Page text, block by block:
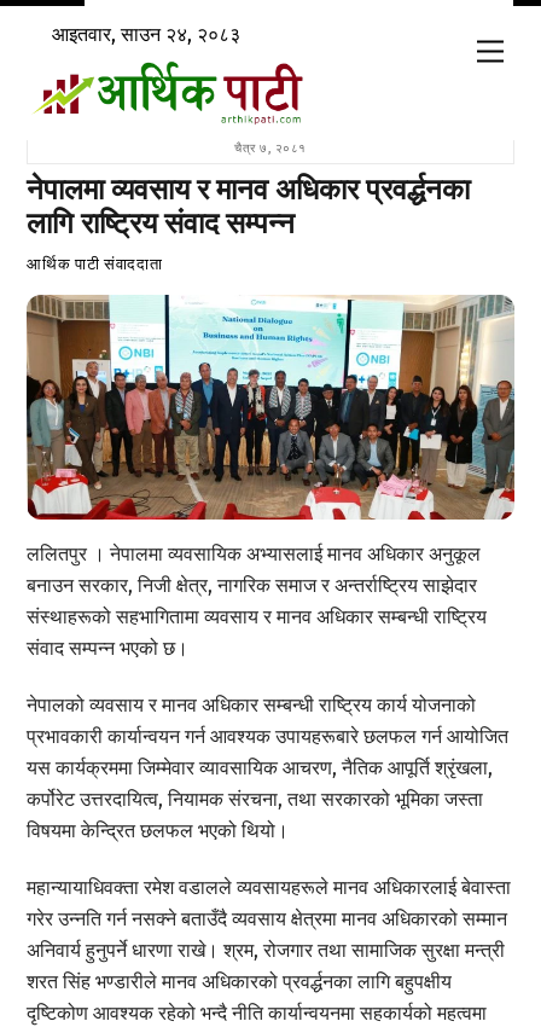
Skip
content
आइतवार, साउन २४, २०८३
चैत्र ७, २०८१
नेपालमा व्यवसाय र मानव अधिकार प्रवर्द्धनका
लागि राष्ट्रिय संवाद सम्पन्न
आर्थिक पाटी संवाददाता
ललितपुर । नेपालमा व्यवसायिक अभ्यासलाई मानव अधिकार अनुकूल
बनाउन सरकार, निजी क्षेत्र, नागरिक समाज र अन्तर्राष्ट्रिय साझेदार
संस्थाहरूको सहभागितामा व्यवसाय र मानव अधिकार सम्बन्धी राष्ट्रिय
संवाद सम्पन्न भएको छ।
नेपालको व्यवसाय र मानव अधिकार सम्बन्धी राष्ट्रिय कार्य योजनाको
प्रभावकारी कार्यान्वयन गर्न आवश्यक उपायहरूबारे छलफल गर्न आयोजित
यस कार्यक्रममा जिम्मेवार व्यावसायिक आचरण, नैतिक आपूर्ति श्रृंखला,
कर्पोरेट उत्तरदायित्व, नियामक संरचना, तथा सरकारको भूमिका जस्ता
विषयमा केन्द्रित छलफल भएको थियो।
महान्यायाधिवक्ता रमेश वडालले व्यवसायहरूले मानव अधिकारलाई बेवास्ता
गरेर उन्नति गर्न नसक्ने बताउँदै व्यवसाय क्षेत्रमा मानव अधिकारको सम्मान
अनिवार्य हुनुपर्ने धारणा राखे। श्रम, रोजगार तथा सामाजिक सुरक्षा मन्त्री
शरत सिंह भण्डारीले मानव अधिकारको प्रवर्द्धनका लागि बहुपक्षीय
दृष्टिकोण आवश्यक रहेको भन्दै नीति कार्यान्वयनमा सहकार्यको महत्वमा